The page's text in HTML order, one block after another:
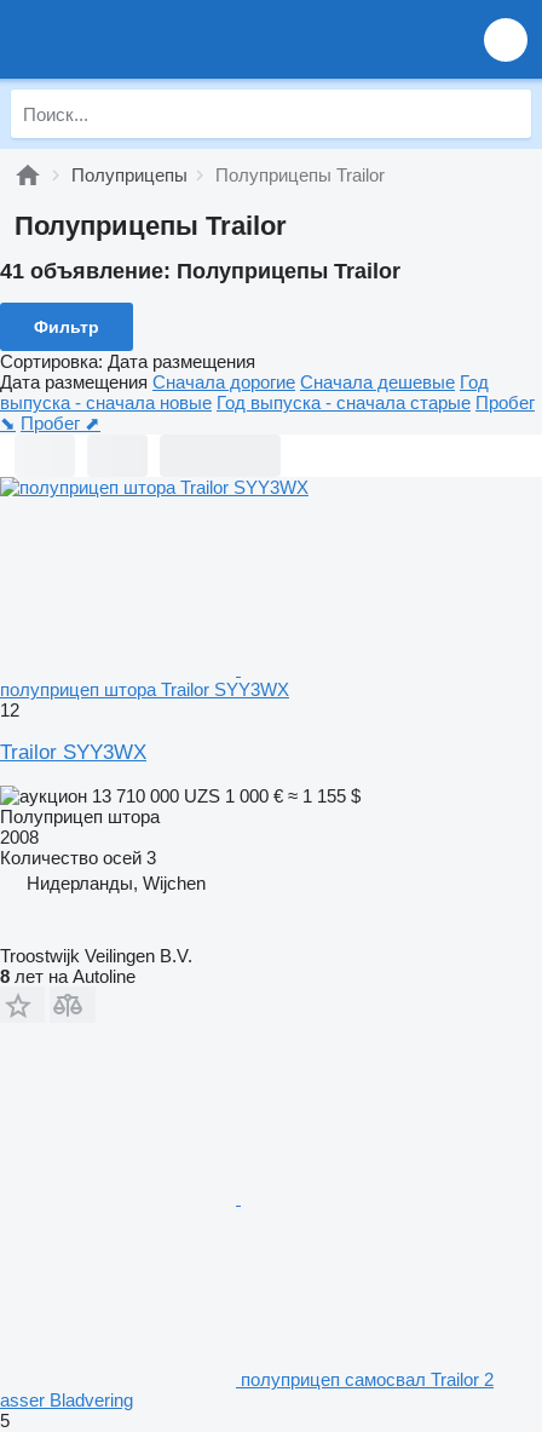
Полуприцепы Полуприцепы Trailor
Полуприцепы Trailor
41 объявление: Полуприцепы Trailor
Фильтр
Сортировка: Дата размещения
Дата размещения Сначала дорогие Сначала дешевые Год
выпуска - сначала новые Год выпуска - сначала старые Пробег
⬊ Пробег ⬈
полуприцеп штора Trailor SYY3WX
12
Trailor SYY3WX
13 710 000 UZS 1 000 € ≈ 1 155 $
Полуприцеп штора
2008
Количество осей 3
Нидерланды, Wijchen
Troostwijk Veilingen B.V.
8 лет на Autoline
полуприцеп самосвал Trailor 2
asser Bladvering
5